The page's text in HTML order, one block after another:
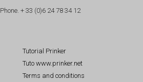
Phone. + 33 (0)6 24 78 34 12
Tutorial Prinker
Tuto www.prinker.net
Terms and conditions